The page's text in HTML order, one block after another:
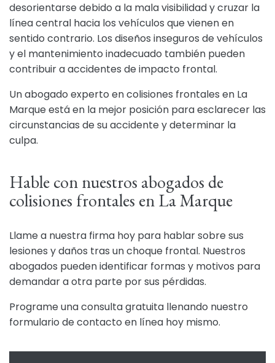
desorientarse debido a la mala visibilidad y cruzar la
línea central hacia los vehículos que vienen en
sentido contrario. Los diseños inseguros de vehículos
y el mantenimiento inadecuado también pueden
contribuir a accidentes de impacto frontal.
Un abogado experto en colisiones frontales en La
Marque está en la mejor posición para esclarecer las
circunstancias de su accidente y determinar la
culpa.
Hable con nuestros abogados de
colisiones frontales en La Marque
Llame a nuestra firma hoy para hablar sobre sus
lesiones y daños tras un choque frontal. Nuestros
abogados pueden identificar formas y motivos para
demandar a otra parte por sus pérdidas.
Programe una consulta gratuita llenando nuestro
formulario de contacto en línea hoy mismo.